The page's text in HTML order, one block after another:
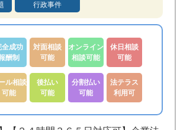
行政事件
全成功
酬制
対面相談
可能
オンライン
相談可能
休日相談
可能
ル相談
可能
後払い
可能
分割払い
可能
法テラス
利用可